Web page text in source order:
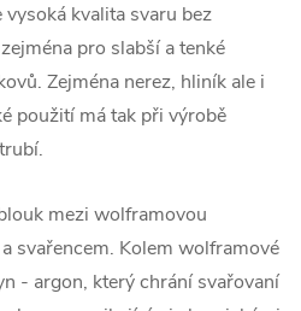
vysoká kvalita svaru bez
pro slabší a tenké
Zejména nerez, hliník ale i
použití má tak při výrobě
mezi wolframovou
svařencem. Kolem wolframové
- argon, který chrání svařovaní